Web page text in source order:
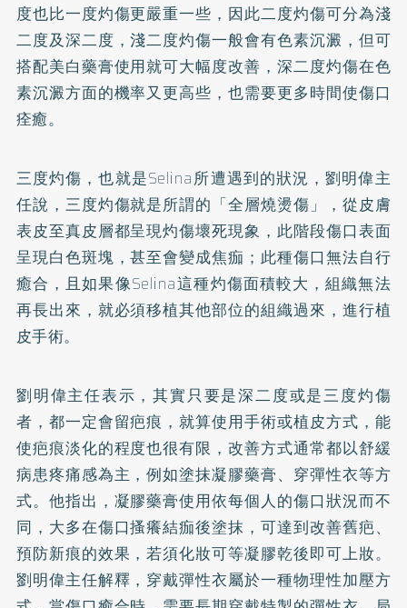
度也比一度灼傷更嚴重一些，因此二度灼傷可分為淺
二度及深二度，淺二度灼傷一般會有色素沉澱，但可
搭配美白藥膏使用就可大幅度改善，深二度灼傷在色
素沉澱方面的機率又更高些，也需要更多時間使傷口
痊癒。
三度灼傷，也就是Selina所遭遇到的狀況，劉明偉主
任說，三度灼傷就是所謂的「全層燒燙傷」，從皮膚
表皮至真皮層都呈現灼傷壞死現象，此階段傷口表面
呈現白色斑塊，甚至會變成焦痂；此種傷口無法自行
癒合，且如果像Selina這種灼傷面積較大，組織無法
再長出來，就必須移植其他部位的組織過來，進行植
皮手術。
劉明偉主任表示，其實只要是深二度或是三度灼傷
者，都一定會留疤痕，就算使用手術或植皮方式，能
使疤痕淡化的程度也很有限，改善方式通常都以舒緩
病患疼痛感為主，例如塗抹凝膠藥膏、穿彈性衣等方
式。他指出，凝膠藥膏使用依每個人的傷口狀況而不
同，大多在傷口搔癢結痂後塗抹，可達到改善舊疤、
預防新痕的效果，若須化妝可等凝膠乾後即可上妝。
劉明偉主任解釋，穿戴彈性衣屬於一種物理性加壓方